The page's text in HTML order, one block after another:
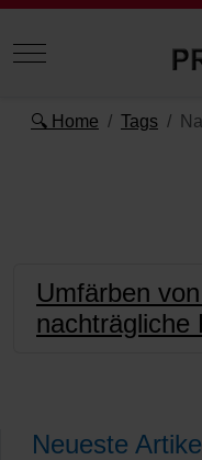
Mobile Menu Toggle
🔍 Home Tags
Umfärben
nachträgliche
Neueste